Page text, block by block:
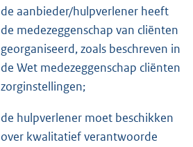
de aanbieder/hulpverlener heeft
de medezeggenschap van cliënten
georganiseerd, zoals beschreven in
de Wet medezeggenschap cliënten
zorginstellingen;
de hulpverlener moet beschikken
over kwalitatief verantwoorde